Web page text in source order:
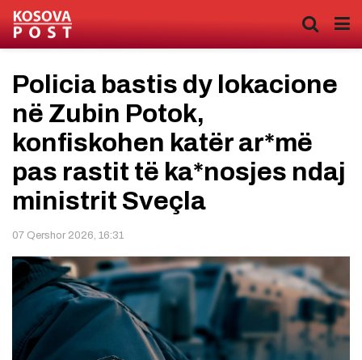
Policia bastis dy lokacione
në Zubin Potok,
konfiskohen katër ar*më
pas rastit të ka*nosjes ndaj
ministrit Sveçla
07 Qershor 2026, 16:31